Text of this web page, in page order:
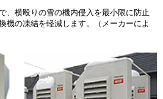
、横殴りの雪の機内侵入を最小限に防止
機の凍結を軽減します。（メーカーによ